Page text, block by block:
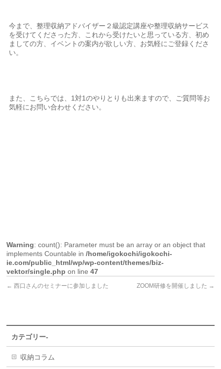
今まで、整理収納アドバイザー２級認定講座や整理収納サービス
を受けてくださった方、これから受けたいと思っている方、初め
ましての方、イベントの案内が欲しい方、お気軽にご登録くださ
い。
また、こちらでは、1対1のやりとりも出来ますので、ご質問等お
気軽にお問い合わせください。
Warning: count(): Parameter must be an array or an object that
implements Countable in/home/igokochi/igokochi-
ie.com/public_html/wp/wp-content/themes/biz-
vektor/single.php on line47
← 西口さんのセミナーに参加しました ZOOM研修を開催しました →
カテゴリー-
収納コラム